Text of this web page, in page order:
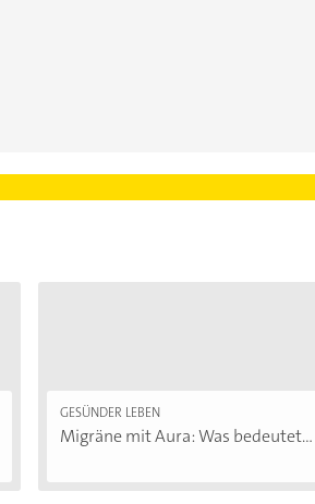
GESÜNDER LEBEN
Migräne mit Aura: Was bedeutet...